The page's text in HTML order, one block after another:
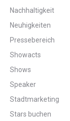
Nachhaltigkeit
Neuhigkeiten
Pressebereich
Showacts
Shows
Speaker
Stadtmarketing
Stars buchen